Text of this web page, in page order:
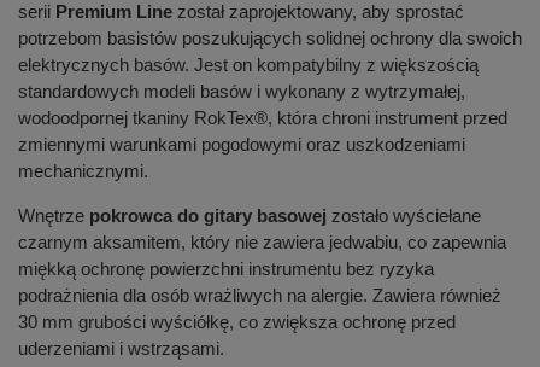
serii Premium Line został zaprojektowany, aby sprostać
potrzebom basistów poszukujących solidnej ochrony dla swoich
elektrycznych basów. Jest on kompatybilny z większością
standardowych modeli basów i wykonany z wytrzymałej,
wodoodpornej tkaniny RokTex®, która chroni instrument przed
zmiennymi warunkami pogodowymi oraz uszkodzeniami
mechanicznymi.
Wnętrze pokrowca do gitary basowej zostało wyściełane
czarnym aksamitem, który nie zawiera jedwabiu, co zapewnia
miękką ochronę powierzchni instrumentu bez ryzyka
podrażnienia dla osób wrażliwych na alergie. Zawiera również
30 mm grubości wyściółkę, co zwiększa ochronę przed
uderzeniami i wstrząsami.